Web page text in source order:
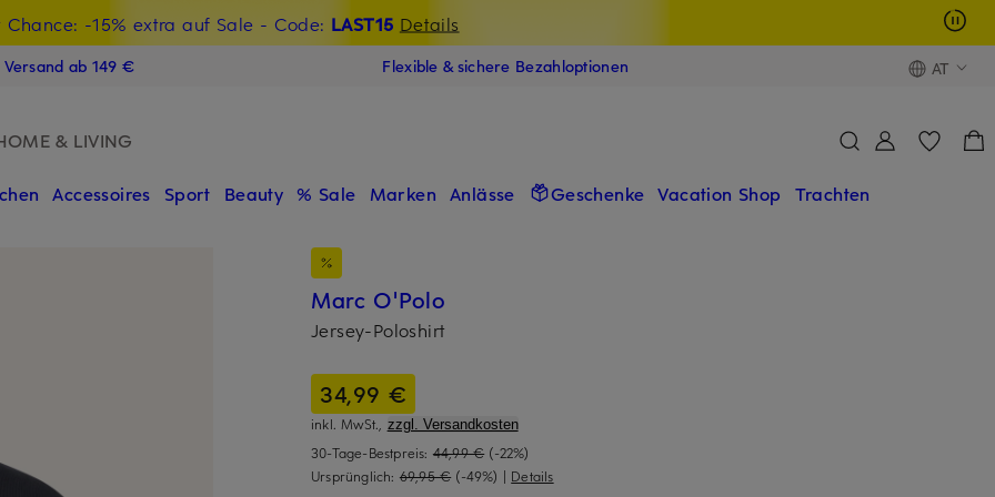
Chance: -15% extra auf Sale - Code: LAST15 Details
Willkommensgutschein mit Beyond sichern
ab 149 € Flexible & sichere Bezahloptionen AT
& LIVING
Accessoires Sport Beauty % Sale Marken Anlässe Geschenke Vacation Shop Trachten
Marc O'Polo
Jersey-Poloshirt
34,99 €
inkl. MwSt., zzgl. Versandkosten
30-Tage-Bestpreis: 44,99 € (-22%)
Ursprünglich: 69,95 € (-49%) | Details